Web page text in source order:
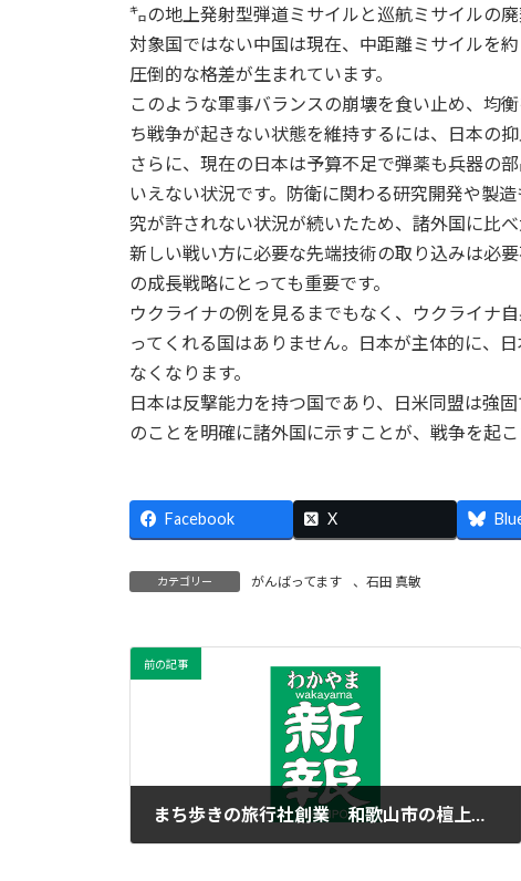
㌔の地上発射型弾道ミサイルと巡航ミサイルの
対象国ではない中国は現在、中距離ミサイルを
圧倒的な格差が生まれています。
このような軍事バランスの崩壊を食い止め、均
ち戦争が起きない状態を維持するには、日本の
さらに、現在の日本は予算不足で弾薬も兵器の
いえない状況です。防衛に関わる研究開発や製
究が許されない状況が続いたため、諸外国に比
新しい戦い方に必要な先端技術の取り込みは必
の成長戦略にとっても重要です。
ウクライナの例を見るまでもなく、ウクライナ
ってくれる国はありません。日本が主体的に、
なくなります。
日本は反撃能力を持つ国であり、日米同盟は強
のことを明確に諸外国に示すことが、戦争を起こ
Facebook X
カテゴリー がんばってます 、 石田 真敏
前の記事